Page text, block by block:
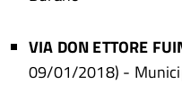
VIA DON ETTORE
09/01/2018) -